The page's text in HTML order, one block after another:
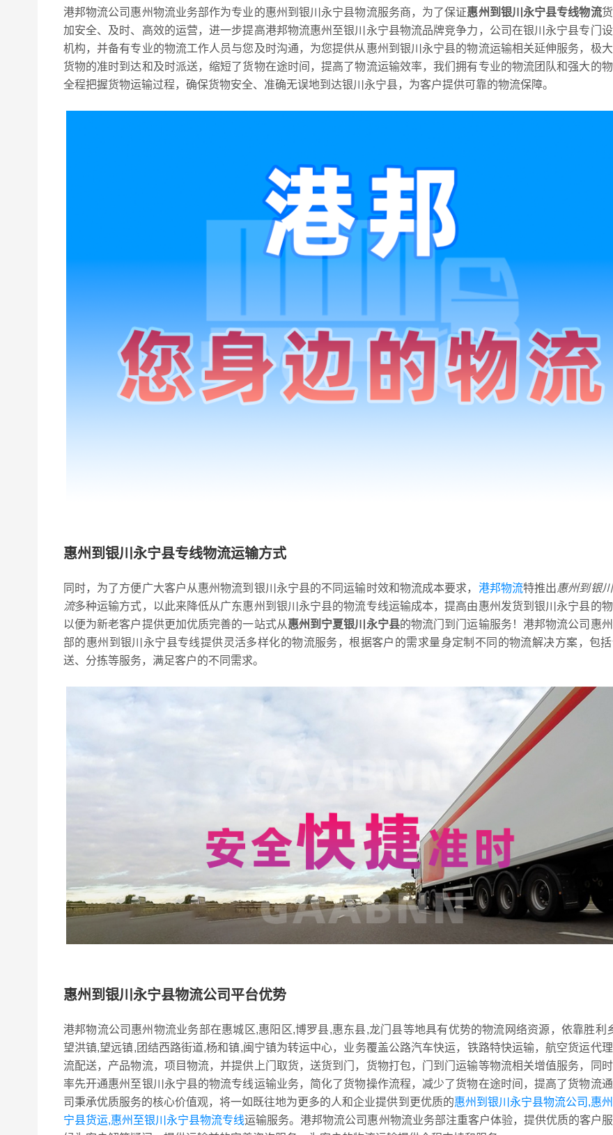
港邦物流公司惠州物流业务部作为专业的惠州到银川永宁县物流服务商，为了保证惠州到银川永宁县专线物流
加安全、及时、高效的运营，进一步提高港邦物流惠州至银川永宁县物流品牌竞争力，公司在银川永宁县专门
机构，并备有专业的物流工作人员与您及时沟通，为您提供从惠州到银川永宁县的物流运输相关延伸服务，极
货物的准时到达和及时派送，缩短了货物在途时间，提高了物流运输效率，我们拥有专业的物流团队和强大的物
全程把握货物运输过程，确保货物安全、准确无误地到达银川永宁县，为客户提供可靠的物流保障。
惠州到银川永宁县专线物流运输方式
同时，为了方便广大客户从惠州物流到银川永宁县的不同运输时效和物流成本要求， 港邦物流特推出惠州到银
流多种运输方式，以此来降低从广东惠州到银川永宁县的物流专线运输成本，提高由惠州发货到银川永宁县的物
以便为新老客户提供更加优质完善的一站式从惠州到宁夏银川永宁县的物流门到门运输服务！港邦物流公司惠
部的惠州到银川永宁县专线提供灵活多样化的物流服务，根据客户的需求量身定制不同的物流解决方案，包
送、分拣等服务，满足客户的不同需求。
惠州到银川永宁县物流公司平台优势
港邦物流公司惠州物流业务部在惠城区,惠阳区,博罗县,惠东县,龙门县等地具有优势的物流网络资源，依靠胜利
望洪镇,望远镇,团结西路街道,杨和镇,闽宁镇为转运中心，业务覆盖公路汽车快运，铁路特快运输，航空货运代
流配送，产品物流，项目物流，并提供上门取货，送货到门，货物打包，门到门运输等物流相关增值服务，同
率先开通惠州至银川永宁县的物流专线运输业务，简化了货物操作流程，减少了货物在途时间，提高了货物流
司秉承优质服务的核心价值观，将一如既往地为更多的人和企业提供到更优质的惠州到银川永宁县物流公司,惠
宁县货运,惠州至银川永宁县物流专线运输服务。港邦物流公司惠州物流业务部注重客户体验，提供优质的客户